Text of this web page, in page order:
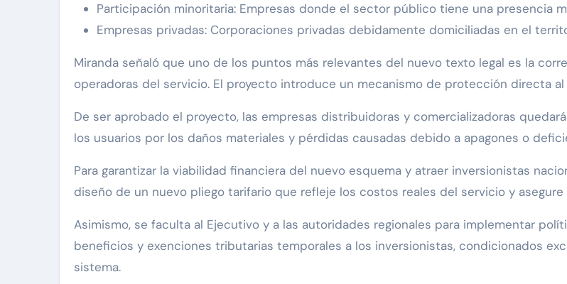
Participación minoritaria: Empresas donde el sector público tiene una presencia
Empresas privadas: Corporaciones privadas debidamente domiciliadas en el
Miranda señaló que uno de los puntos más relevantes del nuevo texto legal es la
operadoras del servicio. El proyecto introduce un mecanismo de protección directa
De ser aprobado el proyecto, las empresas distribuidoras y comercializadoras
los usuarios por los daños materiales y pérdidas causadas debido a apagones o
Para garantizar la viabilidad financiera del nuevo esquema y atraer inversionistas
diseño de un nuevo pliego tarifario que refleje los costos reales del servicio y
Asimismo, se faculta al Ejecutivo y a las autoridades regionales para implementar
beneficios y exenciones tributarias temporales a los inversionistas, condicionados
sistema.